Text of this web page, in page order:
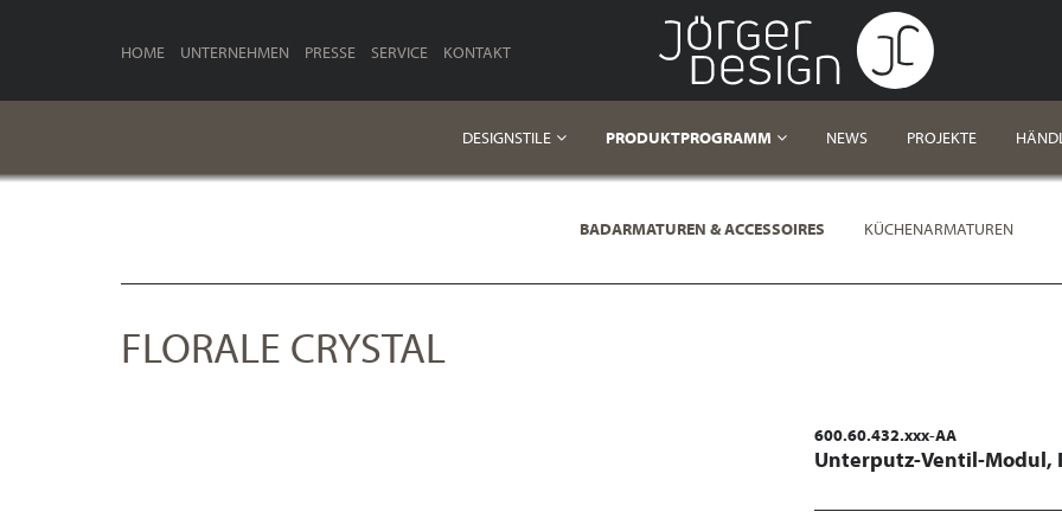
HOME UNTERNEHMEN PRESSE SERVICE KONTAKT
DESIGNSTILE PRODUKTPROGRAMM NEWS PROJEKTE
BADARMATUREN & ACCESSOIRES KÜCHENARMATUREN
FLORALE CRYSTAL
600.60.432.xxx-AA
Unterputz-Ventil-Modul,